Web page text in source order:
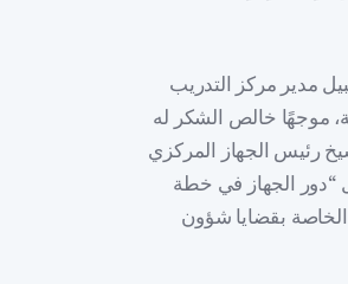
مدير مركز التدريب
موجهًا خالص الشكر له
رئيس الجهاز المركزي
“دور الجهاز في خطة
الخاصة بقضايا شؤون